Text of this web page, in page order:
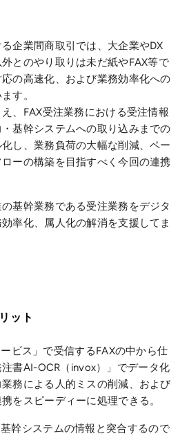
企業間商取引では、大企業やDX
とのやり取りは未だ紙やFAX等で
の高速化、および業務効率化への
す。
、FAX受注業務における受注情報
基幹システムへの取り込みまでの
し、業務負荷の大幅な削減、ペー
ーの構築を目指すべく今回の連携
基幹業務である受注業務をデジタ
率化、属人化の解消を支援してま
ット
ービス」で受信するFAXの中から仕
書AI-OCR（invox）」でデータ化
務による人的ミスの削減、および
をスピーディーに処理できる。
幹システムの情報と突合するので